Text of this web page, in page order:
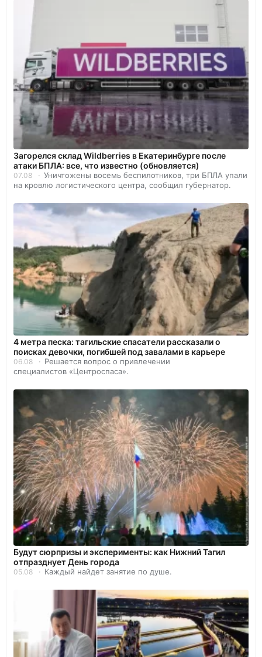
Загорелся склад Wildberries в Екатеринбурге после
атаки БПЛА: все, что известно (обновляется)
07.08
Уничтожены восемь беспилотников, три БПЛА упали
на кровлю логистического центра, сообщил губернатор.
4 метра песка: тагильские спасатели рассказали о
поисках девочки, погибшей под завалами в карьере
06.08
Решается вопрос о привлечении
специалистов «Центроспаса».
Будут сюрпризы и эксперименты: как Нижний Тагил
отпразднует День города
05.08 Каждый найдет занятие по душе.